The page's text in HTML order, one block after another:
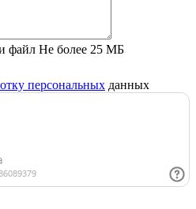
файл Не более 25 МБ
персональных данных